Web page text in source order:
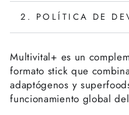
2. POLÍTICA DE
Multivital+ es un
formato stick que
adaptógenos y
funcionamiento global